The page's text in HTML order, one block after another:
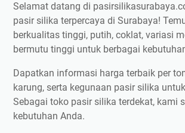
Selamat datang di
pasir silika terpercaya di Surabaya!
berkualitas tinggi, putih, coklat, variasi
bermutu tinggi untuk berbagai
Dapatkan informasi harga terbaik per
karung, serta kegunaan pasir silika
Sebagai toko pasir silika terdekat, kami
kebutuhan Anda.